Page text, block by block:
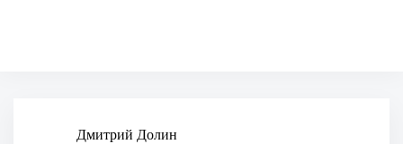
Дмитрий Долин